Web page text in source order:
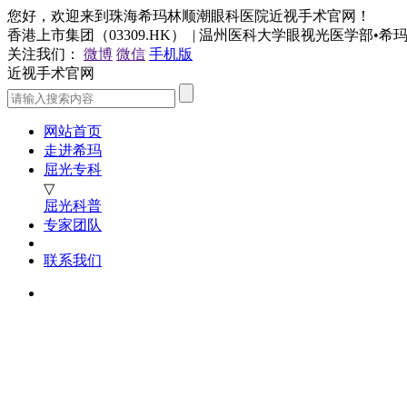
您好，欢迎来到珠海希玛林顺潮眼科医院近视手术官网！
香港上市集团（03309.HK） | 温州医科大学眼视光医学部•希
关注我们：
微博 微信 手机版
近视手术官网
网站首页
走进希玛
屈光专科
▽
屈光科普
专家团队
联系我们